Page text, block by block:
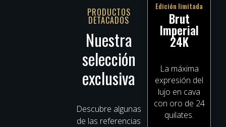
PRODUCTOS
DETACADOS
Nuestra
selección
exclusiva
Descubre algunas
de las referencias
Edición limitada
Brut
Imperial
24K
La máxima
expresión del
lujo en cava
con oro de 24
quilates.